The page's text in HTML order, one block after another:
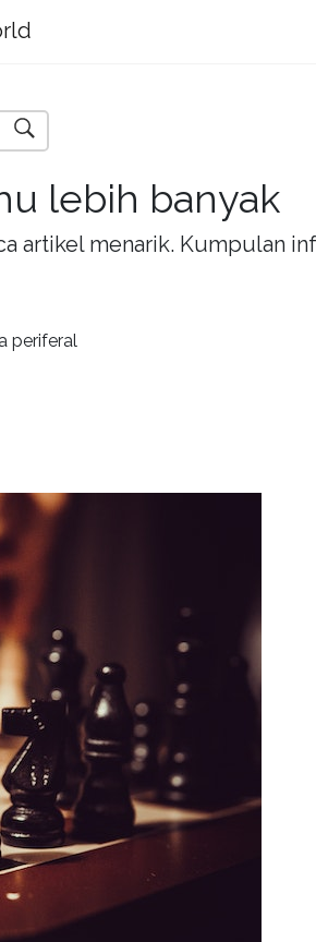
lebih banyak
artikel menarik. Kumpulan
periferal